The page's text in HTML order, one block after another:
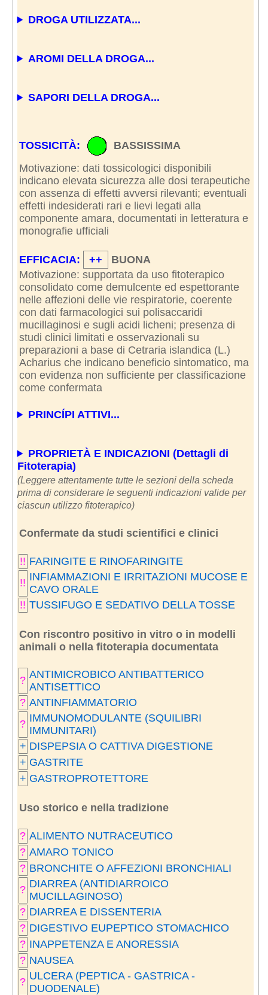
DROGA UTILIZZATA...
AROMI DELLA DROGA...
SAPORI DELLA DROGA...
TOSSICITÀ:
BASSISSIMA
Motivazione: dati tossicologici disponibili
indicano elevata sicurezza alle dosi terapeutiche
con assenza di effetti avversi rilevanti; eventuali
effetti indesiderati rari e lievi legati alla
componente amara, documentati in letteratura e
monografie ufficiali
EFFICACIA: ++
BUONA
Motivazione: supportata da uso fitoterapico
consolidato come demulcente ed espettorante
nelle affezioni delle vie respiratorie, coerente
con dati farmacologici sui polisaccaridi
mucillaginosi e sugli acidi licheni; presenza di
studi clinici limitati e osservazionali su
preparazioni a base di Cetraria islandica (L.)
Acharius che indicano beneficio sintomatico, ma
con evidenza non sufficiente per classificazione
come confermata
PRINCÍPI ATTIVI...
PROPRIETÀ E INDICAZIONI (Dettagli di
Fitoterapia)
(Leggere attentamente tutte le sezioni della scheda
prima di considerare le seguenti indicazioni valide per
ciascun utilizzo fitoterapico)
Confermate da studi scientifici e clinici
!! FARINGITE E RINOFARINGITE
!! INFIAMMAZIONI E IRRITAZIONI MUCOSE E
CAVO ORALE
!! TUSSIFUGO E SEDATIVO DELLA TOSSE
Con riscontro positivo in vitro o in modelli
animali o nella fitoterapia documentata
? ANTIMICROBICO ANTIBATTERICO
ANTISETTICO
? ANTINFIAMMATORIO
? IMMUNOMODULANTE (SQUILIBRI
IMMUNITARI)
+ DISPEPSIA O CATTIVA DIGESTIONE
+ GASTRITE
+ GASTROPROTETTORE
Uso storico e nella tradizione
? ALIMENTO NUTRACEUTICO
? AMARO TONICO
? BRONCHITE O AFFEZIONI BRONCHIALI
? DIARREA (ANTIDIARROICO
MUCILLAGINOSO)
? DIARREA E DISSENTERIA
? DIGESTIVO EUPEPTICO STOMACHICO
? INAPPETENZA E ANORESSIA
? NAUSEA
? ULCERA (PEPTICA - GASTRICA -
DUODENALE)